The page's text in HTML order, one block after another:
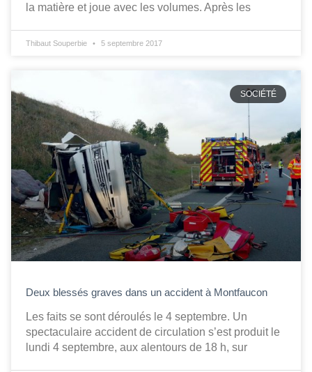
la matière et joue avec les volumes. Après les
Thibaut Souperbie 5 septembre 2017
SOCIÉTÉ
Deux blessés graves dans un accident à Montfaucon
Les faits se sont déroulés le 4 septembre. Un
spectaculaire accident de circulation s’est produit le
lundi 4 septembre, aux alentours de 18 h, sur